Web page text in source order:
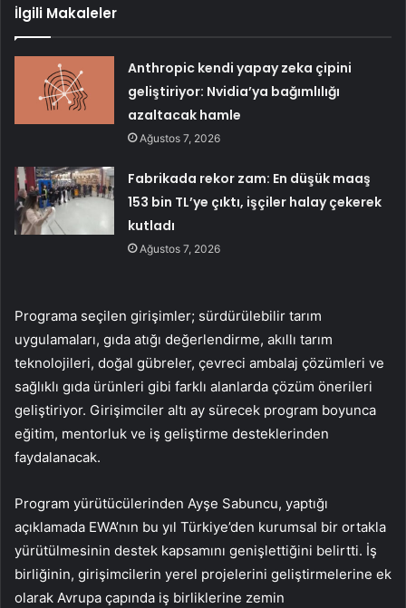
İlgili Makaleler
Anthropic kendi yapay zeka çipini
geliştiriyor: Nvidia’ya bağımlılığı
azaltacak hamle
Ağustos 7, 2026
Fabrikada rekor zam: En düşük maaş
153 bin TL’ye çıktı, işçiler halay çekerek
kutladı
Ağustos 7, 2026
Programa seçilen girişimler; sürdürülebilir tarım
uygulamaları, gıda atığı değerlendirme, akıllı tarım
teknolojileri, doğal gübreler, çevreci ambalaj çözümleri ve
sağlıklı gıda ürünleri gibi farklı alanlarda çözüm önerileri
geliştiriyor. Girişimciler altı ay sürecek program boyunca
eğitim, mentorluk ve iş geliştirme desteklerinden
faydalanacak.
Program yürütücülerinden Ayşe Sabuncu, yaptığı
açıklamada EWA’nın bu yıl Türkiye’den kurumsal bir ortakla
yürütülmesinin destek kapsamını genişlettiğini belirtti. İş
birliğinin, girişimcilerin yerel projelerini geliştirmelerine ek
olarak Avrupa çapında iş birliklerine zemin